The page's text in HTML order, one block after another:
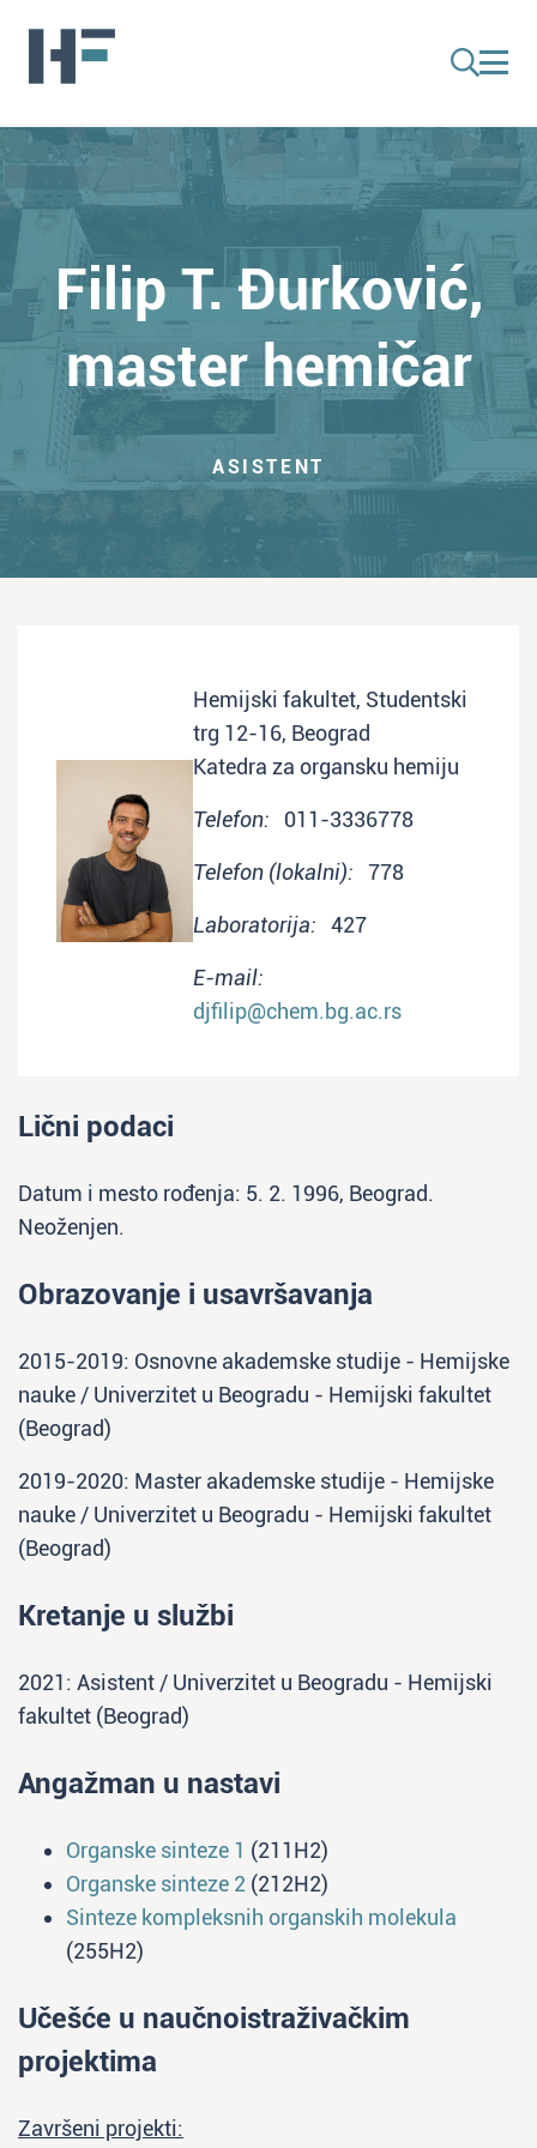
Filip T. Đurković,
master hemičar
ASISTENT
Hemijski fakultet, Studentski
trg 12-16, Beograd
Katedra za organsku hemiju
Telefon: 011-3336778
Telefon (lokalni): 778
Laboratorija: 427
E-mail:
djfilip@chem.bg.ac.rs
Lični podaci
Datum i mesto rođenja: 5. 2. 1996, Beograd.
Neoženjen.
Obrazovanje i usavršavanja
2015-2019: Osnovne akademske studije - Hemijske
nauke / Univerzitet u Beogradu - Hemijski fakultet
(Beograd)
2019-2020: Master akademske studije - Hemijske
nauke / Univerzitet u Beogradu - Hemijski fakultet
(Beograd)
Kretanje u službi
2021: Asistent / Univerzitet u Beogradu - Hemijski
fakultet (Beograd)
Angažman u nastavi
Organske sinteze 1 (211H2)
Organske sinteze 2 (212H2)
Sinteze kompleksnih organskih molekula
(255H2)
Učešće u naučnoistraživačkim
projektima
Završeni projekti: